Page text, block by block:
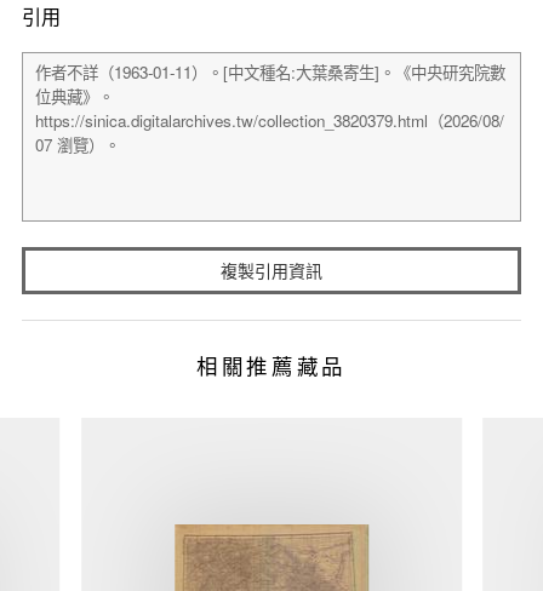
引用
複製引用資訊
相關推薦藏品